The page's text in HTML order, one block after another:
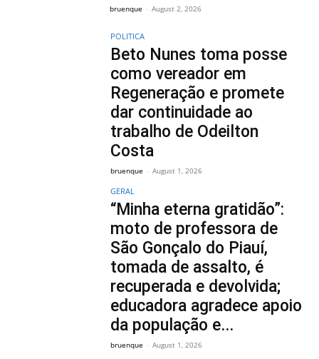
bruenque - August 2, 2026
POLITICA
Beto Nunes toma posse
como vereador em
Regeneração e promete
dar continuidade ao
trabalho de Odeilton
Costa
bruenque - August 1, 2026
GERAL
“Minha eterna gratidão”:
moto de professora de
São Gonçalo do Piauí,
tomada de assalto, é
recuperada e devolvida;
educadora agradece apoio
da população e...
bruenque - August 1, 2026